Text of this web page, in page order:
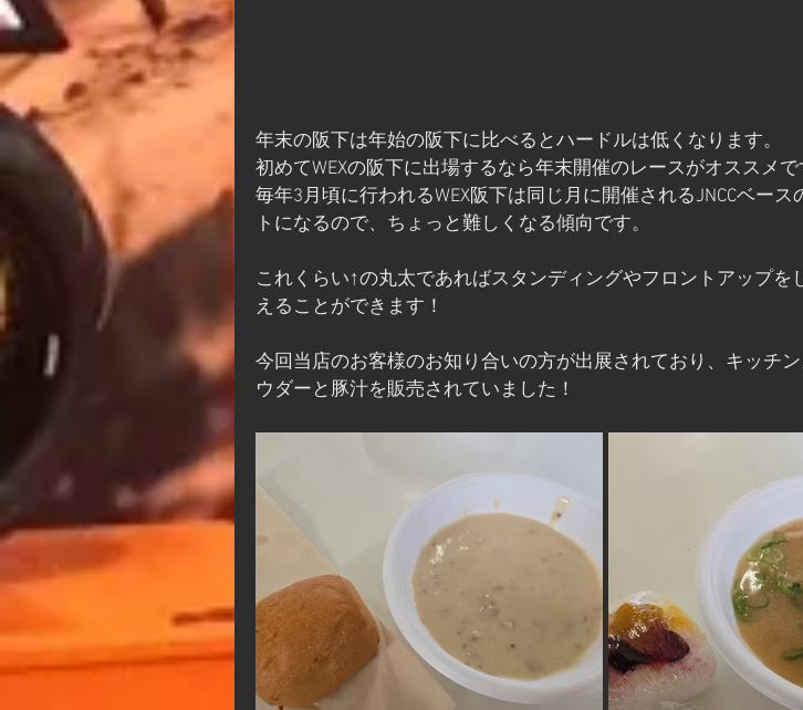
年末の阪下は年始の阪下に比べるとハードルは低くなります。
初めてWEXの阪下に出場するなら年末開催のレースがオススメで
毎年3月頃に行われるWEX阪下は同じ月に開催されるJNCCベース
トになるので、ちょっと難しくなる傾向です。
これくらい↑の丸太であればスタンディングやフロントアップを
えることができます！
今回当店のお客様のお知り合いの方が出展されており、キッチ
ウダーと豚汁を販売されていました！